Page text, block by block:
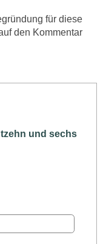
für diese
den Kommentar
und sechs